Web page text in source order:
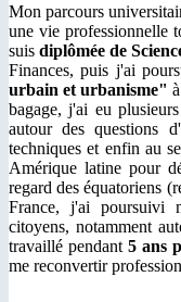
Mon parcours
une vie professionnelle
suis diplômée de
Finances, puis j'ai
urbain et urbanisme"
bagage, j'ai eu plusieurs
autour des questions
techniques et enfin au
Amérique latine pour
regard des équatoriens
France, j'ai poursuivi
citoyens, notamment
travaillé pendant5 ans
me reconvertir